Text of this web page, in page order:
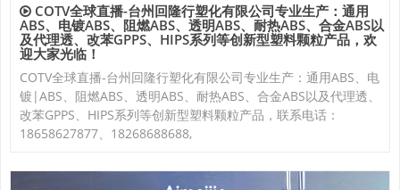
COTV全球直播-台州回隆行塑化有限公司专业生产：通用
ABS、电镀ABS、阻燃ABS、透明ABS、耐热ABS、合金ABS以
及代理透、改苯GPPS、HIPS系列等创新型塑料颗粒产品，欢
迎大家光临！
COTV全球直播-台州回隆行塑化有限公司专业生产：通用ABS、电
镀|ABS、阻燃ABS、透明ABS、耐热ABS、合金ABS以及代理透、
改苯GPPS、HIPS系列等创新型塑料颗粒产品，联系电话：
18658627877、18268688688,